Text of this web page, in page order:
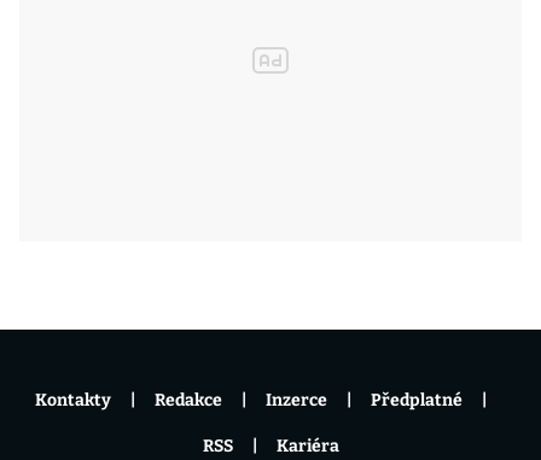
Kontakty Redakce Inzerce Předplatné
RSS Kariéra